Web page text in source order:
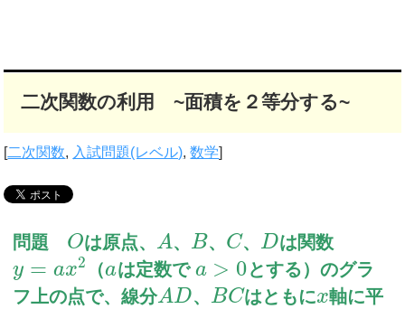
二次関数の利用 ~面積を２等分する~
[二次関数, 入試問題(レベル),数学]
問題 Oは原点、 A、 B、 C、 Dは関数
y = ax2 （aは定数で a > 0とする）のグラ
フ上の点で、線分AD、 BCはともにx軸に平